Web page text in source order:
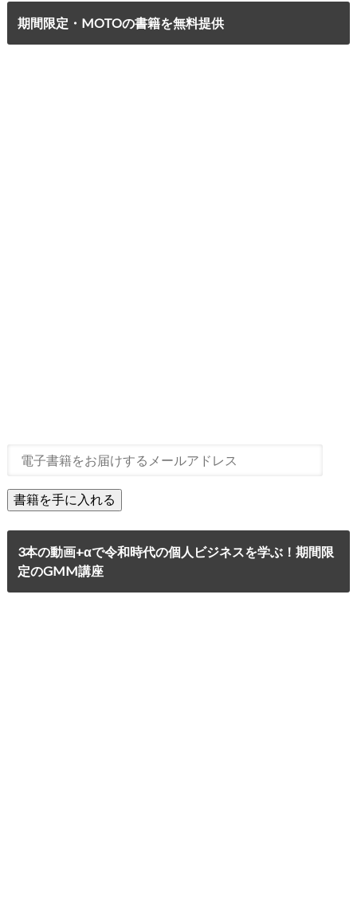
期間限定・MOTOの書籍を無料提供
3本の動画+αで令和時代の個人ビジネスを学ぶ！期間限
定のGMM講座